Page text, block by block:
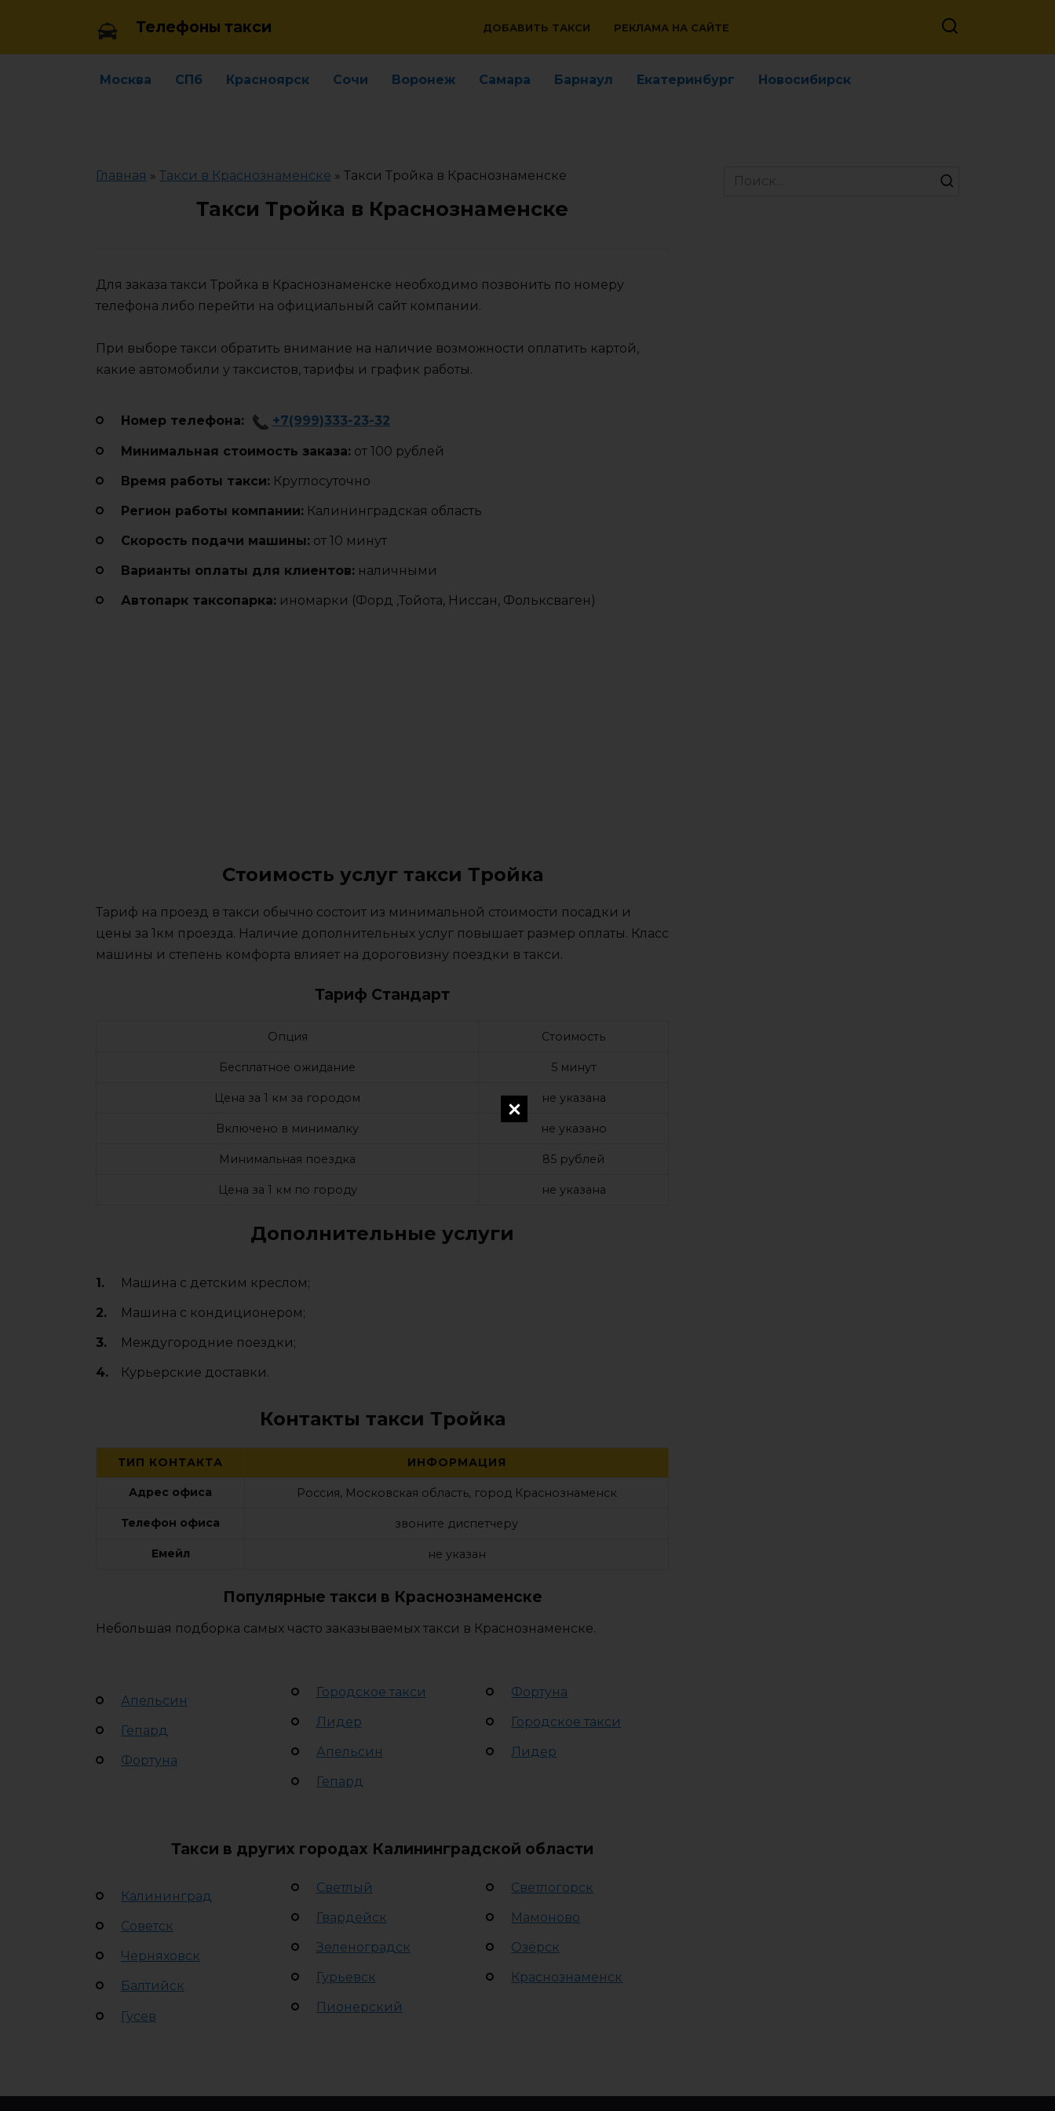
Телефоны такси ДОБАВИТЬ ТАКСИ РЕКЛАМА НА САЙТЕ
Москва СПб Красноярск Сочи Воронеж Самара Барнаул Екатеринбург Новосибирск
Главная » Такси в Краснознаменске » Такси Тройка в Краснознаменске
Такси Тройка в Краснознаменске
Для заказа такси Тройка в Краснознаменске необходимо позвонить по номеру
телефона либо перейти на официальный сайт компании.
При выборе такси обратить внимание на наличие возможности оплатить картой,
какие автомобили у таксистов, тарифы и график работы.
Номер телефона: +7(999)333-23-32
Минимальная стоимость заказа: от 100 рублей
Время работы такси: Круглосуточно
Регион работы компании: Калининградская область
Cкорость подачи машины: от 10 минут
Варианты оплаты для клиентов: наличными
Автопарк таксопарка: иномарки (Форд ,Тойота, Ниссан, Фольксваген)
Стоимость услуг такси Тройка
Тариф на проезд в такси обычно состоит из минимальной стоимости посадки и
цены за 1км проезда. Наличие дополнительных услуг повышает размер оплаты. Класс
машины и степень комфорта влияет на дороговизну поездки в такси.
Тариф Стандарт
Опция Стоимость
Бесплатное ожидание 5 минут
Цена за 1 км за городом не указана
Включено в минималку не указано
Минимальная поездка 85 рублей
Цена за 1 км по городу не указана
Дополнительные услуги
Машина с детским креслом;
Машина с кондиционером;
Междугородние поездки;
Курьерские доставки.
Контакты такси Тройка
ТИП КОНТАКТА ИНФОРМАЦИЯ
Адрес офиса Россия, Московская область, город Краснознаменск
Телефон офиса звоните диспетчеру
Емейл не указан
Популярные такси в Краснознаменске
Небольшая подборка самых часто заказываемых такси в Краснознаменске.
Апельсин
Гепард
Фортуна
Городское такси
Лидер
Апельсин
Гепард
Фортуна
Городское такси
Лидер
Такси в других городах Калининградской области
Калининград
Советск
Черняховск
Балтийск
Гусев
Светлый
Гвардейск
Зеленоградск
Гурьевск
Пионерский
Светлогорск
Мамоново
Озёрск
Краснознаменск
Search